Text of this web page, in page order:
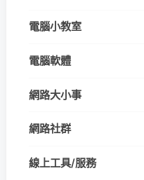
電腦小教室
電腦軟體
網路大小事
網路社群
線上工具/服務